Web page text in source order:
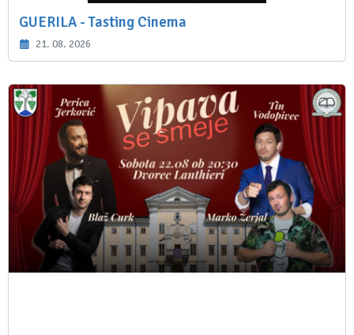
GUERILA - Tasting Cinema
21. 08. 2026